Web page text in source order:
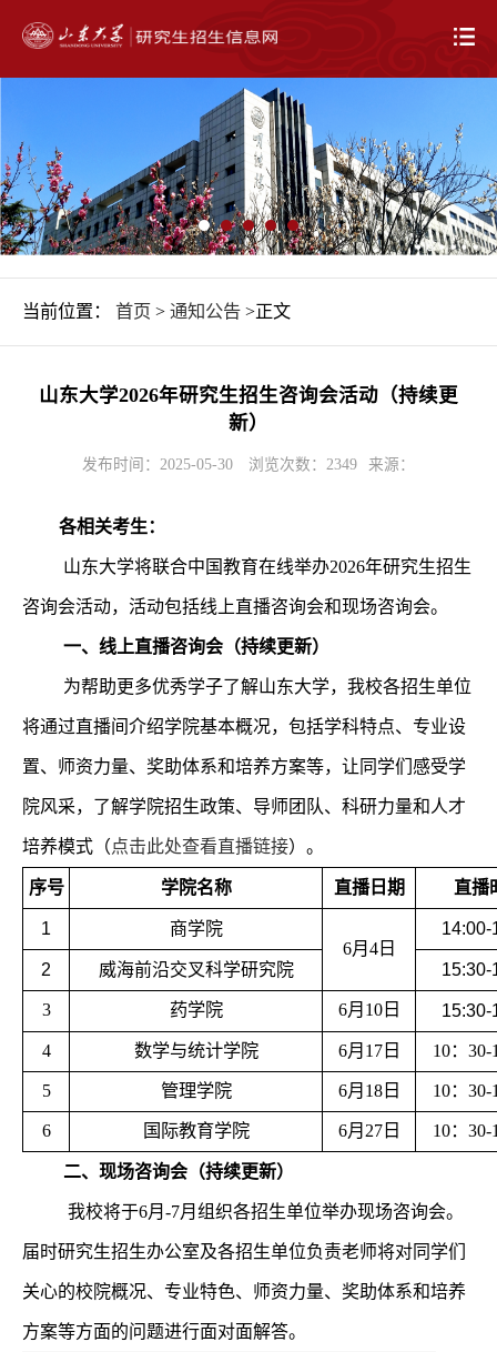
当前位置： 首页 > 通知公告 >正文
山东大学2026年研究生招生咨询会活动（持续更
新）
发布时间：2025-05-30 浏览次数： 2349 来源：
各相关考生：
山东大学将联合中国教育在线举办2026年研究生招生
咨询会活动，活动包括线上直播咨询会和现场咨询会。
一、线上直播咨询会（持续更新）
为帮助更多优秀学子了解山东大学， 我校各招生单位
将通过直播间介绍学院基本概况，包括学科特点、专业设
置、师资力量、奖助体系和培养方案等，让同学们感受学
院风采，了解学院招生政策、导师团队、科研力量和人才
培养模式（点击此处查看直播链接） 。
序号 学院名称 直播日期 直播
1
商学院
6月 4日
14:00-
2 威海前沿交叉科学研究院 15:30-
3 药学院 6月10日 15:30-
4 数学与统计学院 6月17日
10：30-
5
管理学院 6月18日
10：30-
6
国际教育学院 6月27日 10：30-
二、现场咨询会（持续更新）
我校将于6月-7月组织各招生单位举办现场咨询会。
届时研究生招生办公室及各招生单位负责老师将对同学们
关心的校院概况、专业特色、师资力量、奖助体系和培养
方案等方面的问题进行面对面解答。